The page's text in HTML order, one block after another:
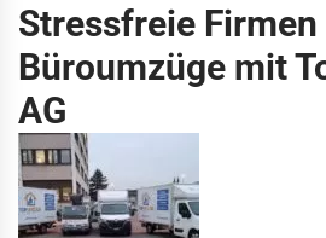
Stressfreie Firmen
Büroumzüge mit
AG